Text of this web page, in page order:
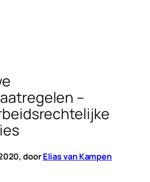
–
doorElias van Kampen